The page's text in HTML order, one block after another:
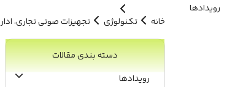
رویدادها
خانه تکنولوژی تجهیزات صوتی تجاری،
دسته بندی مقالات
رویدادها